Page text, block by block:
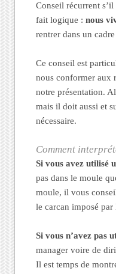
Conseil récurrent
fait logique :nous
rentrer dans un
Ce conseil est
nous conformer aux
notre présentation.
mais il doit aussi et
nécessaire.
Comment
Si vous avez utilisé
pas dans le moule
moule, il vous
le carcan imposé par
Si vous n’avez pas
manager voire de
Il est temps de